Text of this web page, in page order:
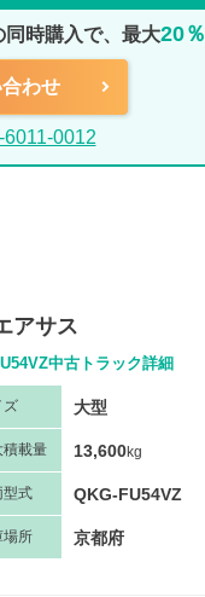
同時購入で、最大20％
わせ
6011-0012
アサス
中古トラック詳細
ズ 大型
積載量 13,600kg
型式 QKG-FU54VZ
場所 京都府